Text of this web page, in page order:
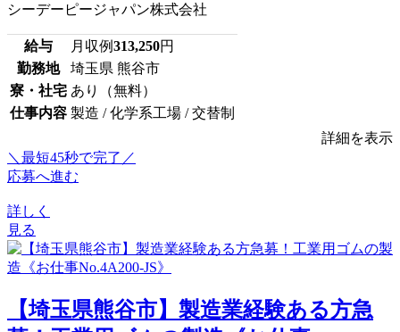
シーデーピージャパン株式会社
給与 月収例313,250円
勤務地
埼玉県 熊谷市
寮・社宅 あり（無料）
仕事内容 製造 / 化学系工場 / 交替制
詳細を表示
＼最短45秒で完了／
応募へ進む
詳しく
見る
【埼玉県熊谷市】製造業経験ある方急